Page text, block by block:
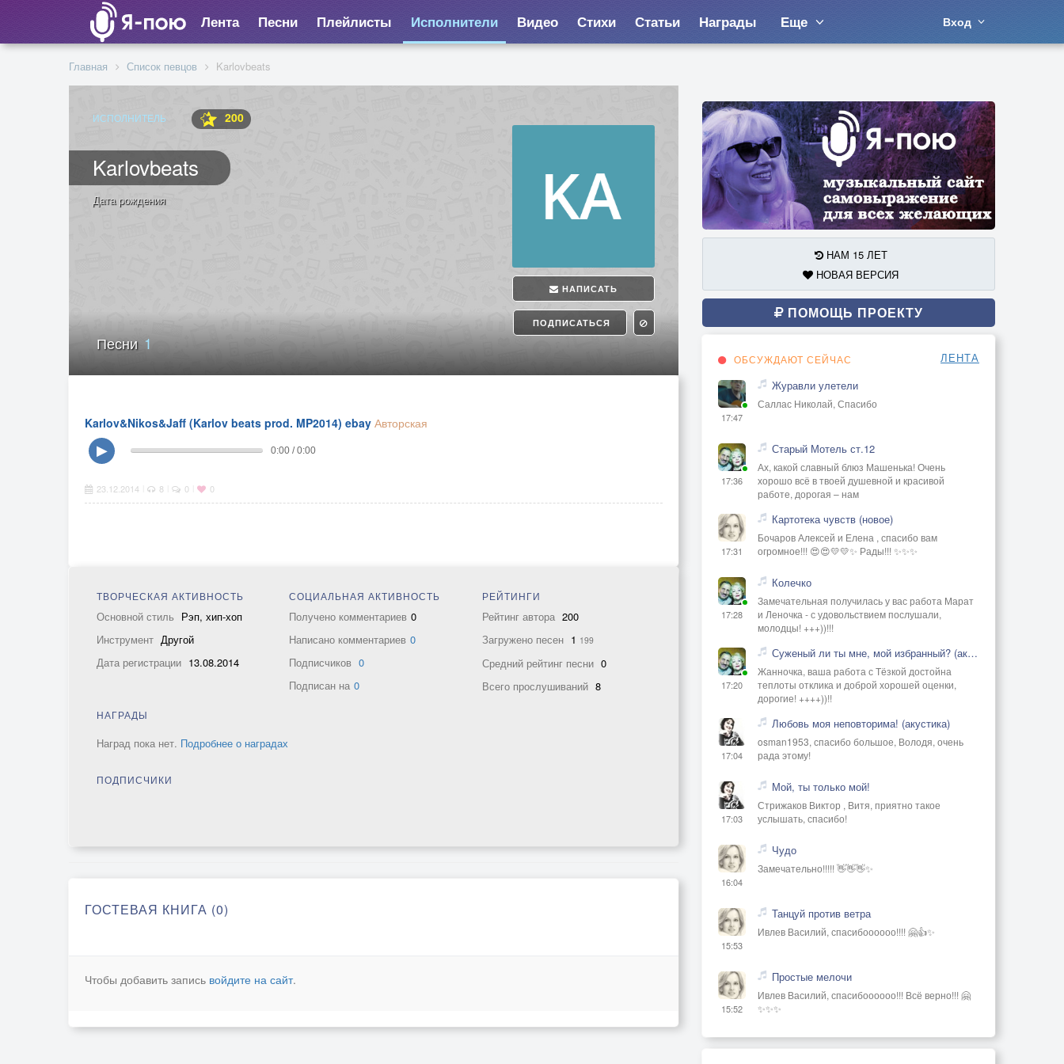
Лента Песни Плейлисты Исполнители Видео Стихи Статьи Награды Еще Вход
Главная Список певцов Karlovbeats
ИСПОЛНИТЕЛЬ 200
Karlovbeats
НАПИСАТЬ
ПОДПИСАТЬСЯ
Дата рождения
Песни1
Karlov&Nikos&Jaff (Karlov beats prod. MP2014) ebay Авторская
▶
0:00 / 0:00
23.12.2014 8 0 0
ТВОРЧЕСКАЯ АКТИВНОСТЬ
Основной стиль Рэп, хип-хоп
Инструмент Другой
Дата регистрации 13.08.2014
СОЦИАЛЬНАЯ АКТИВНОСТЬ
Получено комментариев 0
Написано комментариев 0
Подписчиков 0
Подписан на 0
РЕЙТИНГИ
Рейтинг автора 200
Загружено песен 1 199
Средний рейтинг песни 0
Всего прослушиваний 8
НАГРАДЫ
Наград пока нет. Подробнее о наградах
ПОДПИСЧИКИ
ГОСТЕВАЯ КНИГА (0)
Чтобы добавить запись войдите на сайт.
НАМ 15 ЛЕТ
НОВАЯ ВЕРСИЯ
ПОМОЩЬ ПРОЕКТУ
ОБСУЖДАЮТ СЕЙЧАС ЛЕНТА
17:47
Журавли улетели
Саллас Николай, Спасибо
17:36
Старый Мотель ст.12
Ах, какой славный блюз Машенька! Очень
хорошо всё в твоей душевной и красивой
работе, дорогая – нам
17:31
Картотека чувств (новое)
Бочаров Алексей и Елена , спасибо вам
огромное!!! 😍😍💛💛✨ Рады!!! ✨✨✨
17:28
Колечко
Замечательная получилась у вас работа Марат
и Леночка - с удовольствием послушали,
молодцы! +++))!!!
17:20
Суженый ли ты мне, мой избранный? (акустика)
Жанночка, ваша работа с Тёзкой достойна
теплоты отклика и доброй хорошей оценки,
дорогие! ++++))!!
17:04
Любовь моя неповторима! (акустика)
osman1953, спасибо большое, Володя, очень
рада этому!
17:03
Мой, ты только мой!
Стрижаков Виктор , Витя, приятно такое
услышать, спасибо!
16:04
Чудо
Замечательно!!!!! 👋👋👋✨
15:53
Танцуй против ветра
Ивлев Василий, спасибоооооо!!!! 🤗👍✨
15:52
Простые мелочи
Ивлев Василий, спасибоооооо!!! Всё верно!!! 🤗
✨✨✨